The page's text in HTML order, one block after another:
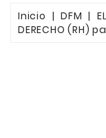
FRENOS
Inicio DFM
DERECHO (RH)